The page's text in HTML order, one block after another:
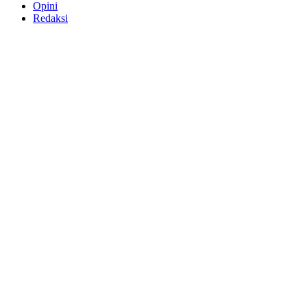
Opini
Redaksi